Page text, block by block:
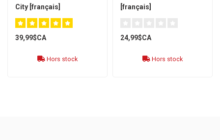
City [français]
39,99$CA
Hors stock
[français]
24,99$CA
Hors stock